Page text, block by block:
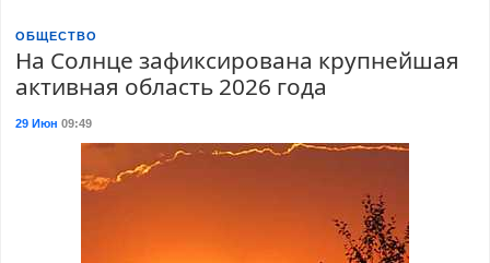
ОБЩЕСТВО
На Солнце зафиксирована крупнейшая
активная область 2026 года
29 Июн 09:49